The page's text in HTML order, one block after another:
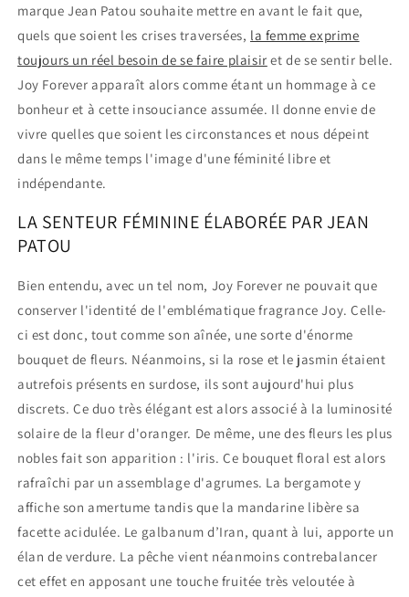
marque Jean Patou souhaite mettre en avant le fait que,
quels que soient les crises traversées, la femme exprime
toujours un réel besoin de se faire plaisir et de se sentir belle.
Joy Forever apparaît alors comme étant un hommage à ce
bonheur et à cette insouciance assumée. Il donne envie de
vivre quelles que soient les circonstances et nous dépeint
dans le même temps l'image d'une féminité libre et
indépendante.
LA SENTEUR FÉMININE ÉLABORÉE PAR JEAN
PATOU
Bien entendu, avec un tel nom, Joy Forever ne pouvait que
conserver l'identité de l'emblématique fragrance Joy. Celle-
ci est donc, tout comme son aînée, une sorte d'énorme
bouquet de fleurs. Néanmoins, si la rose et le jasmin étaient
autrefois présents en surdose, ils sont aujourd'hui plus
discrets. Ce duo très élégant est alors associé à la luminosité
solaire de la fleur d'oranger. De même, une des fleurs les plus
nobles fait son apparition : l'iris. Ce bouquet floral est alors
rafraîchi par un assemblage d'agrumes. La bergamote y
affiche son amertume tandis que la mandarine libère sa
facette acidulée. Le galbanum d’Iran, quant à lui, apporte un
élan de verdure. La pêche vient néanmoins contrebalancer
cet effet en apposant une touche fruitée très veloutée à